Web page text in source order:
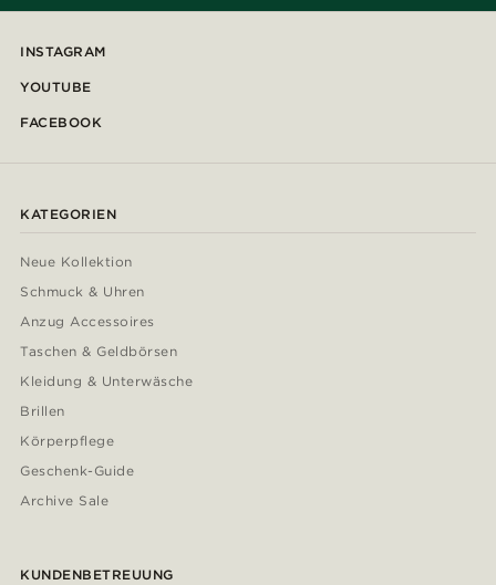
INSTAGRAM
YOUTUBE
FACEBOOK
KATEGORIEN
Neue Kollektion
Schmuck & Uhren
Anzug Accessoires
Taschen & Geldbörsen
Kleidung & Unterwäsche
Brillen
Körperpflege
Geschenk-Guide
Archive Sale
KUNDENBETREUUNG